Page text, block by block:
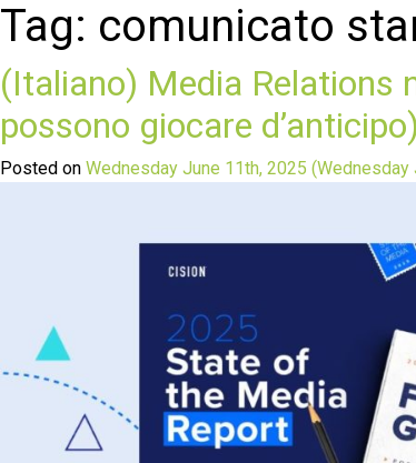
Tag: comunicato
(Italiano) Media Relations
possono giocare d’anticipo)
Posted on Wednesday June 11th, 2025 (Wednesday